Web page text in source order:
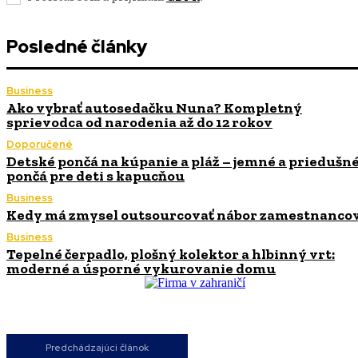
Posledné články
Business
Ako vybrať autosedačku Nuna? Kompletný
sprievodca od narodenia až do 12 rokov
Doporučené
Detské pončá na kúpanie a pláž – jemné a
pončá pre deti s kapucňou
Business
Kedy má zmysel outsourcovať nábor
Business
Tepelné čerpadlo, plošný kolektor a hlbinný vrt:
moderné a úsporné vykurovanie domu
Predchádzajúci článok